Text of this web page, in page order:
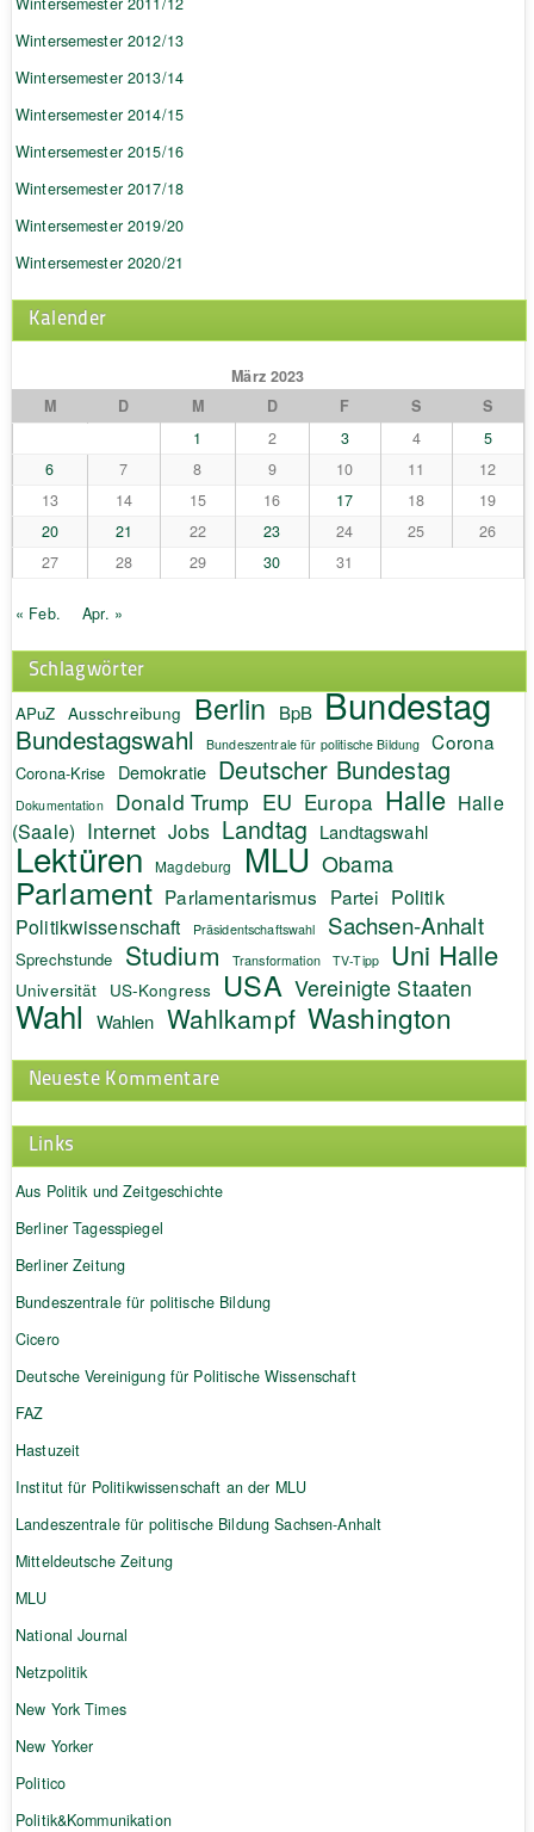
Wintersemester 2012/13
Wintersemester 2013/14
Wintersemester 2014/15
Wintersemester 2015/16
Wintersemester 2017/18
Wintersemester 2019/20
Wintersemester 2020/21
Kalender
März 2023
M
D M D F S
S
1
2 3 4
5
6
7 8 9 10 11
12
13
14 15 16 17 18
19
20
21 22 23 24 25
26
27
28 29 30 31
« Feb. Apr. »
Schlagwörter
APuZ Ausschreibung Berlin BpB Bundestag
Bundestagswahl Bundeszentrale für politische Bildung Corona
Corona-Krise Demokratie Deutscher Bundestag
Dokumentation Donald Trump EU Europa Halle Halle
(Saale) Internet Jobs Landtag Landtagswahl
Lektüren Magdeburg MLU Obama
Parlament Parlamentarismus Partei Politik
Politikwissenschaft Präsidentschaftswahl Sachsen-Anhalt
Sprechstunde Studium Transformation TV-Tipp Uni Halle
Universität US-Kongress USA Vereinigte Staaten
Wahl Wahlen Wahlkampf Washington
Neueste Kommentare
Links
Aus Politik und Zeitgeschichte
Berliner Tagesspiegel
Berliner Zeitung
Bundeszentrale für politische Bildung
Cicero
Deutsche Vereinigung für Politische Wissenschaft
FAZ
Hastuzeit
Institut für Politikwissenschaft an der MLU
Landeszentrale für politische Bildung Sachsen-Anhalt
Mitteldeutsche Zeitung
MLU
National Journal
Netzpolitik
New York Times
New Yorker
Politico
Politik&Kommunikation